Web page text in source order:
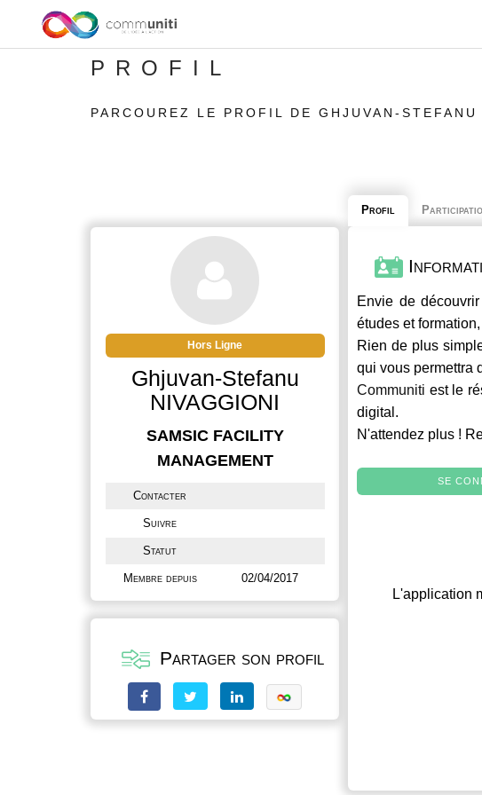
PROFIL
PARCOUREZ LE PROFIL DE GHJUVAN-
Hors Ligne
Ghjuvan-Stefanu
NIVAGGIONI
SAMSIC FACILITY
MANAGEMENT
Contacter
Suivre
Statut
Membre depuis 02/04/2017
Partager son profil
Profil
Envie de
études et
Rien de plus
qui vous permettra
Communiti est le
digital.
N'attendez plus !
SE
L'application